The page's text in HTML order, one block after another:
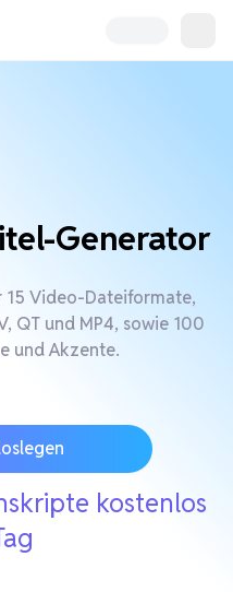
Generator
15 Video-Dateiformate,
QT und MP4, sowie 100
und Akzente.
kostenlos